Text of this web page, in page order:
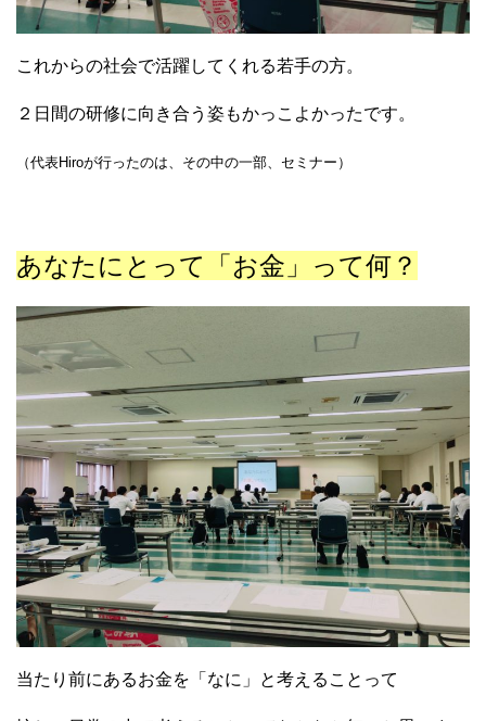
これからの社会で活躍してくれる若手の方。
２日間の研修に向き合う姿もかっこよかったです。
（代表Hiroが行ったのは、その中の一部、セミナー）
あなたにとって「お金」って何？
当たり前にあるお金を「なに」と考えることって